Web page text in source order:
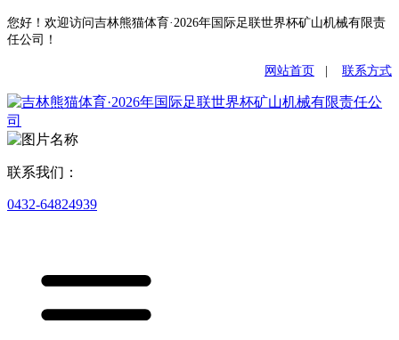
您好！欢迎访问吉林熊猫体育·2026年国际足联世界杯矿山机械有限责
任公司！
网站首页 联系方式
联系我们：
0432-64824939